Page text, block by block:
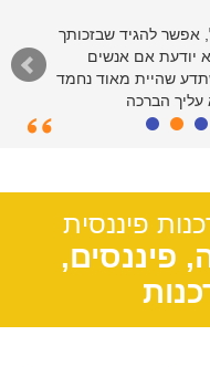
אפשר להגיד שבזכותך
יודעת אם אנשים
שהיית מאוד נחמד
עליך הברכה
פיננסית
פיננסים,